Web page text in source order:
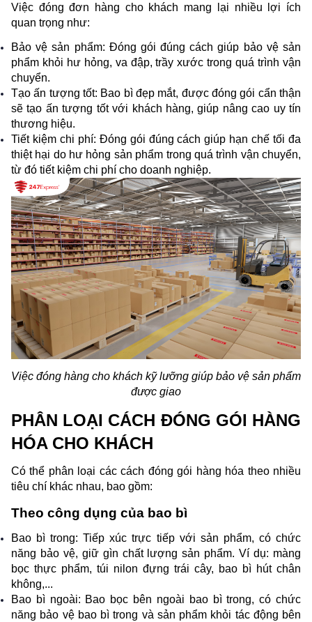
Việc đóng đơn hàng cho khách mang lại nhiều lợi ích
quan trọng như:
Bảo vệ sản phẩm: Đóng gói đúng cách giúp bảo vệ sản
phẩm khỏi hư hỏng, va đập, trầy xước trong quá trình vận
chuyển.
Tạo ấn tượng tốt: Bao bì đẹp mắt, được đóng gói cẩn thận
sẽ tạo ấn tượng tốt với khách hàng, giúp nâng cao uy tín
thương hiệu.
Tiết kiệm chi phí: Đóng gói đúng cách giúp hạn chế tối đa
thiệt hại do hư hỏng sản phẩm trong quá trình vận chuyển,
từ đó tiết kiệm chi phí cho doanh nghiệp.
Việc đóng hàng cho khách kỹ lưỡng giúp bảo vệ sản phẩm
được giao
PHÂN LOẠI CÁCH ĐÓNG GÓI HÀNG
HÓA CHO KHÁCH
Có thể phân loại các cách đóng gói hàng hóa theo nhiều
tiêu chí khác nhau, bao gồm:
Theo công dụng của bao bì
Bao bì trong: Tiếp xúc trực tiếp với sản phẩm, có chức
năng bảo vệ, giữ gìn chất lượng sản phẩm. Ví dụ: màng
bọc thực phẩm, túi nilon đựng trái cây, bao bì hút chân
không,...
Bao bì ngoài: Bao bọc bên ngoài bao bì trong, có chức
năng bảo vệ bao bì trong và sản phẩm khỏi tác động bên